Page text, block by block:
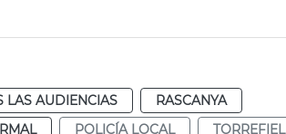
LAS AUDIENCIAS
RASCANYA
POLICÍA LOCAL TORREFIEL